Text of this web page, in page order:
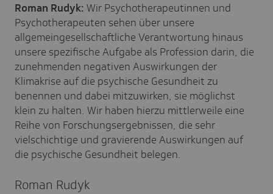
Roman Rudyk: Wir Psychotherapeutinnen und
Psychotherapeuten sehen über unsere
allgemeingesellschaftliche Verantwortung hinaus
unsere spezifische Aufgabe als Profession darin, die
zunehmenden negativen Auswirkungen der
Klimakrise auf die psychische Gesundheit zu
benennen und dabei mitzuwirken, sie möglichst
klein zu halten. Wir haben hierzu mittlerweile eine
Reihe von Forschungsergebnissen, die sehr
vielschichtige und gravierende Auswirkungen auf
die psychische Gesundheit belegen.
Roman Rudyk